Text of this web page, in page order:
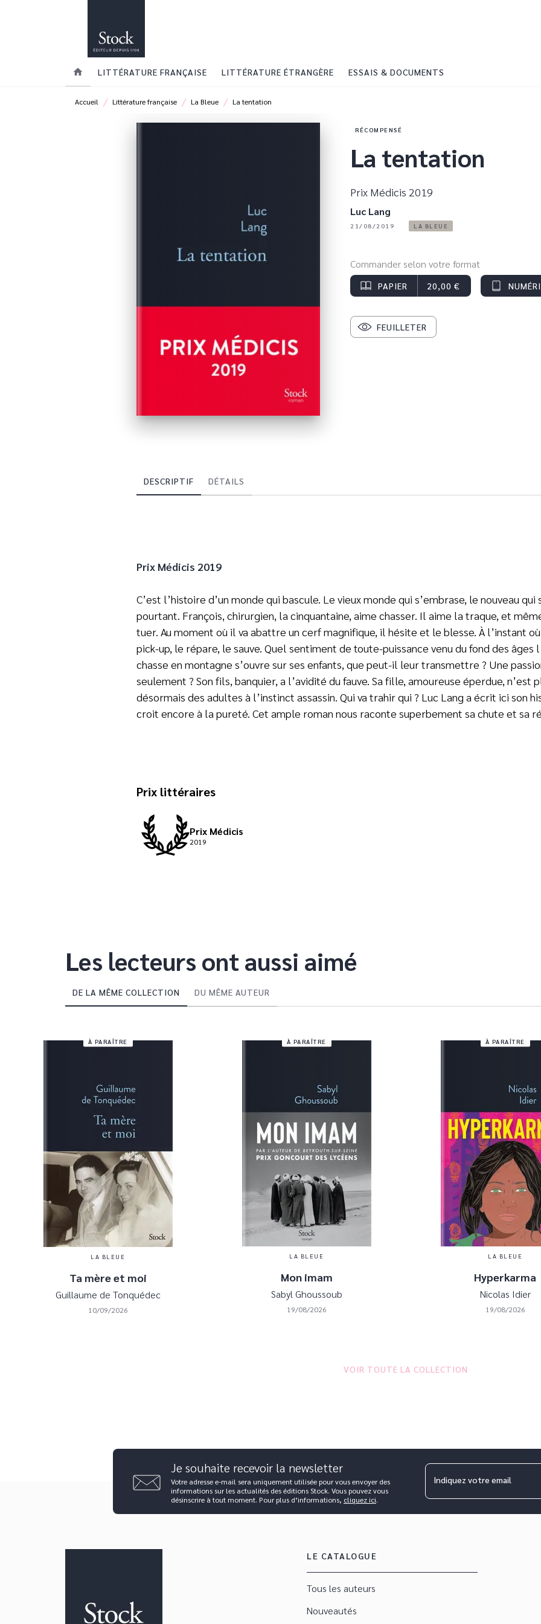
home LITTÉRATURE FRANÇAISE LITTÉRATURE ÉTRANGÈRE ESSAIS & DOCUMENTS
Accueil / Littérature française / La Bleue / La tentation
RÉCOMPENSÉ
La tentation
Prix Médicis 2019
Luc Lang
21/08/2019 LA BLEUE
Commander selon votre format
PAPIER 20,00 €
FEUILLETER
DESCRIPTIF DÉTAILS
Prix Médicis 2019
C’est l’histoire d’un monde qui bascule. Le vieux monde qui s’embrase, le nouveau
pourtant. François, chirurgien, la cinquantaine, aime chasser. Il aime la traque, et
tuer. Au moment où il va abattre un cerf magnifique, il hésite et le blesse. À l’instant
pick-up, le répare, le sauve. Quel sentiment de toute-puissance venu du fond des âges
chasse en montagne s’ouvre sur ses enfants, que peut-il leur transmettre ? Une
seulement ? Son fils, banquier, a l’avidité du fauve. Sa fille, amoureuse éperdue, n’est
désormais des adultes à l’instinct assassin. Qui va trahir qui ? Luc Lang a écrit ici son
croit encore à la pureté. Cet ample roman nous raconte superbement sa chute et sa
Prix littéraires
Prix Médicis
2019
Les lecteurs ont aussi aimé
DE LA MÊME COLLECTION DU MÊME AUTEUR
À PARAÎTRE
LA BLEUE
Ta mère et moi
Guillaume de Tonquédec
10/09/2026
À PARAÎTRE
LA BLEUE
Mon imam
Sabyl Ghoussoub
19/08/2026
À PARAÎTRE
LA BLEUE
Hyperkarma
Nicolas Idier
19/08/2026
VOIR TOUTE LA COLLECTION
Je souhaite recevoir la newsletter
Votre adresse e-mail sera uniquement utilisée pour vous envoyer des
informations sur les actualités des éditions Stock. Vous pouvez vous
désinscrire à tout moment. Pour plus d’informations, cliquez ici.
Indiquez votre email
LE CATALOGUE
Tous les auteurs
Nouveautés